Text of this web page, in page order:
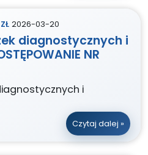
2026-03-20
diagnostycznych i
NR
i
Czytaj dalej »